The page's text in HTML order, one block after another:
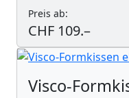
Preis ab:
CHF 109.–
Visco-